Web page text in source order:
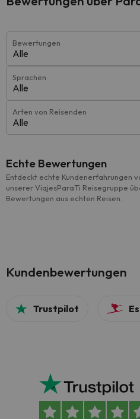
Bewertungen
Alle
Sprachen
Alle
Arten von Reisenden
Alle
Echte Bewertungen
Entdeckt echte Kundenerfahrungen
unserer ViajesParaTi Reisegruppe
Bewertungen aus echten Reisen.
Kundenbewertungen
Trustpilot